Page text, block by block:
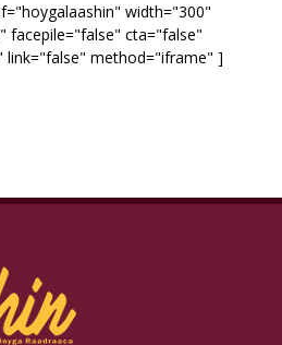
width="300"
facepile="false" cta="false"
link="false" method="iframe" ]